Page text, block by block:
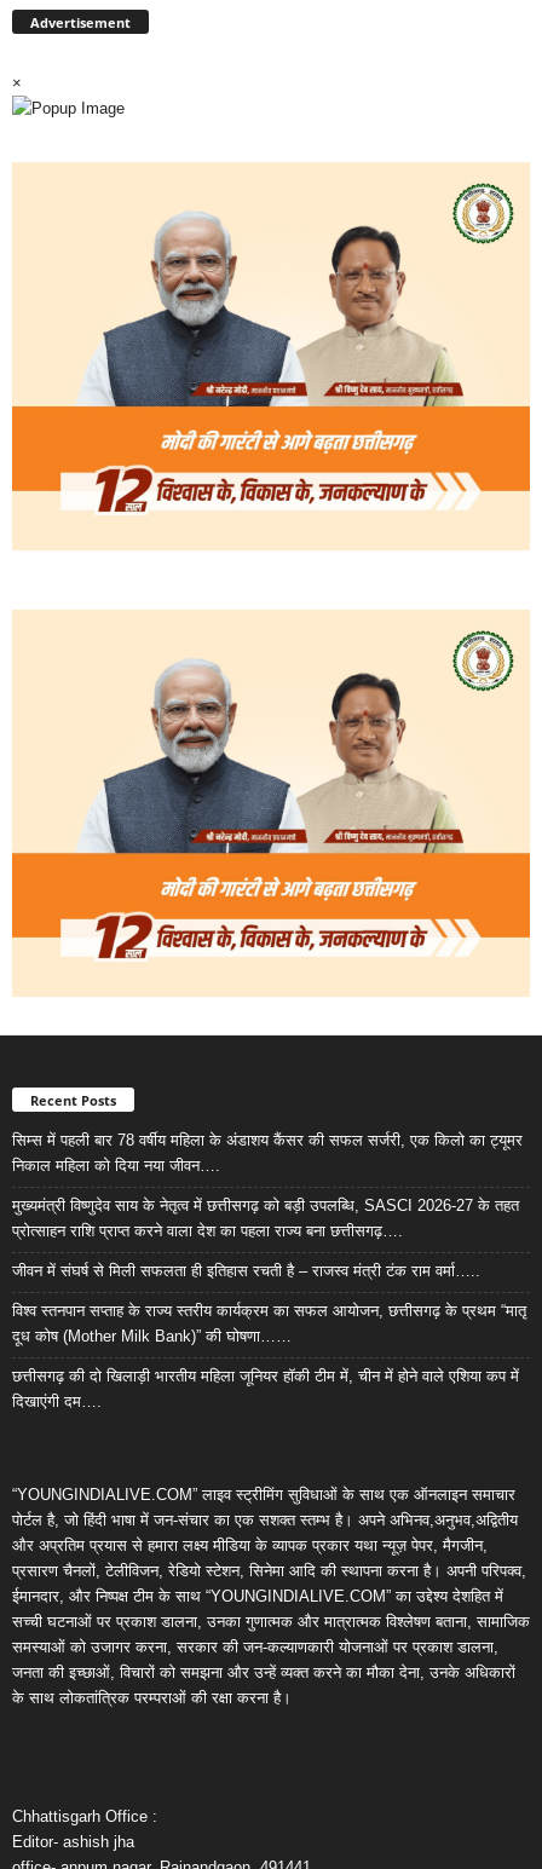
Advertisement
×
Recent Posts
सिम्स में पहली बार 78 वर्षीय महिला के अंडाशय कैंसर की सफल सर्जरी, एक किलो का ट्यूमर
निकाल महिला को दिया नया जीवन….
मुख्यमंत्री विष्णुदेव साय के नेतृत्व में छत्तीसगढ़ को बड़ी उपलब्धि, SASCI 2026-27 के तहत
प्रोत्साहन राशि प्राप्त करने वाला देश का पहला राज्य बना छत्तीसगढ़….
जीवन में संघर्ष से मिली सफलता ही इतिहास रचती है – राजस्व मंत्री टंक राम वर्मा…..
विश्व स्तनपान सप्ताह के राज्य स्तरीय कार्यक्रम का सफल आयोजन, छत्तीसगढ़ के प्रथम “मातृ
दूध कोष (Mother Milk Bank)” की घोषणा……
छत्तीसगढ़ की दो खिलाड़ी भारतीय महिला जूनियर हॉकी टीम में, चीन में होने वाले एशिया कप में
दिखाएंगी दम….
“YOUNGINDIALIVE.COM” लाइव स्ट्रीमिंग सुविधाओं के साथ एक ऑनलाइन समाचार
पोर्टल है, जो हिंदी भाषा में जन-संचार का एक सशक्त स्तम्भ है। अपने अभिनव,अनुभव,अद्वितीय
और अप्रतिम प्रयास से हमारा लक्ष्य मीडिया के व्यापक प्रकार यथा न्यूज़ पेपर, मैगजीन,
प्रसारण चैनलों, टेलीविजन, रेडियो स्टेशन, सिनेमा आदि की स्थापना करना है। अपनी परिपक्व,
ईमानदार, और निष्पक्ष टीम के साथ “YOUNGINDIALIVE.COM” का उद्देश्य देशहित में
सच्ची घटनाओं पर प्रकाश डालना, उनका गुणात्मक और मात्रात्मक विश्लेषण बताना, सामाजिक
समस्याओं को उजागर करना, सरकार की जन-कल्याणकारी योजनाओं पर प्रकाश डालना,
जनता की इच्छाओं, विचारों को समझना और उन्हें व्यक्त करने का मौका देना, उनके अधिकारों
के साथ लोकतांत्रिक परम्पराओं की रक्षा करना है।
Chhattisgarh Office :
Editor- ashish jha